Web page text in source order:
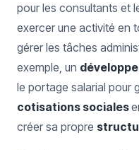
pour les consultants et
exercer une activité en
gérer les tâches
exemple, un
le portage salarial pour
cotisations sociales
créer sa propre